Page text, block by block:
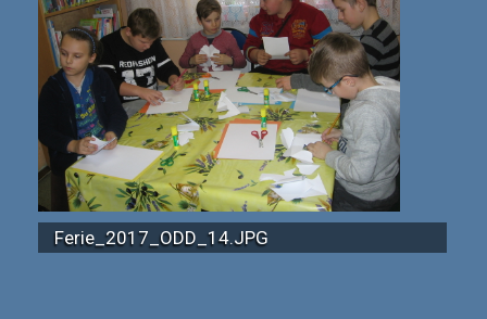
Ferie_2017_ODD_14.JPG